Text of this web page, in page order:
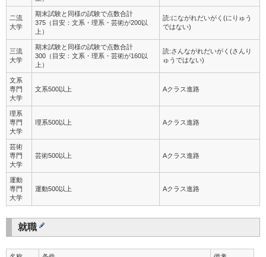
二流
大学
期末試験と同様の試験で点数合計
375（目安：文系・理系・芸術が200以
上）
読:にながれだいがく(にりゅう
ではない)
三流
大学
期末試験と同様の試験で点数合計
300（目安：文系・理系・芸術が160以
上）
読:さんながれだいがく(さんり
ゅうではない)
文系
専門
大学
文系500以上 Aクラス進路
理系
専門
大学
理系500以上 Aクラス進路
芸術
専門
大学
芸術500以上 Aクラス進路
運動
専門
大学
運動500以上 Aクラス進路
就職